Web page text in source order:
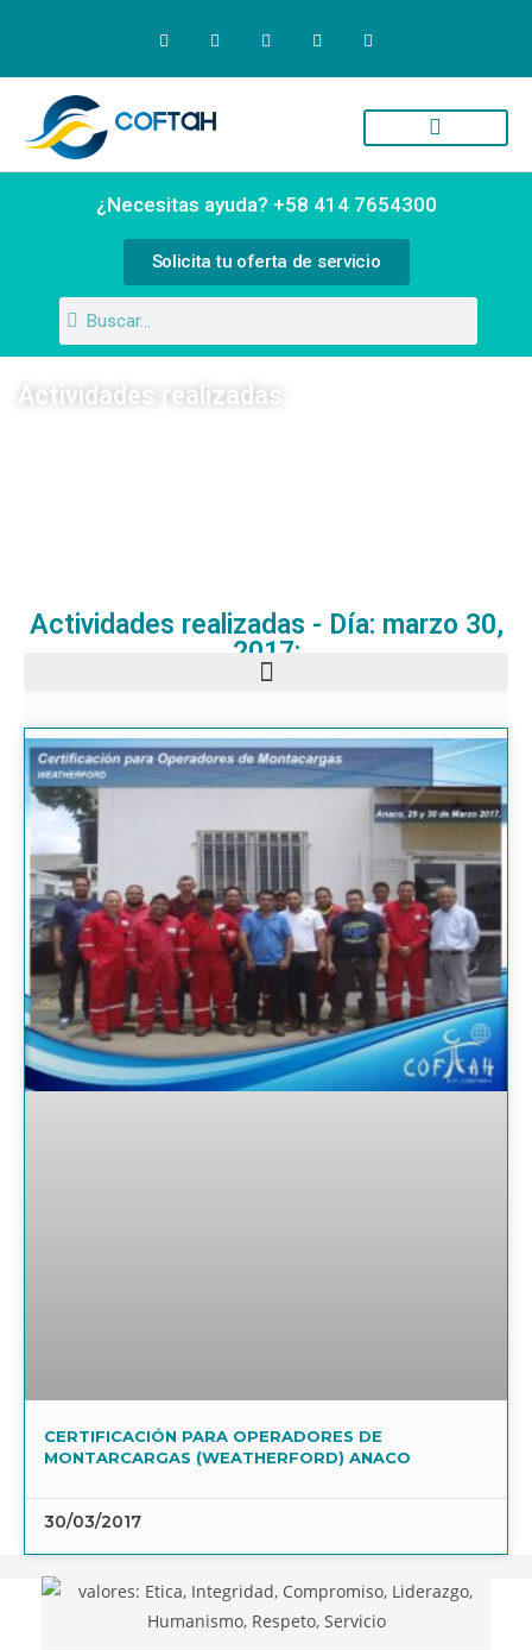
¿Necesitas ayuda? +58 414 7654300
Solicita tu oferta de servicio
Actividades realizadas
Actividades realizadas - Día: marzo 30,
2017:
CERTIFICACIÓN PARA OPERADORES DE
MONTARCARGAS (WEATHERFORD) ANACO
30/03/2017